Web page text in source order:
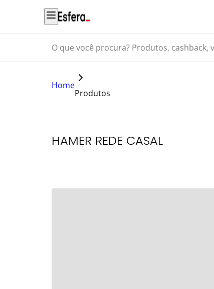
O que você procura? Produtos, cashback, viagens...
Home
Produtos
HAMER REDE CASAL